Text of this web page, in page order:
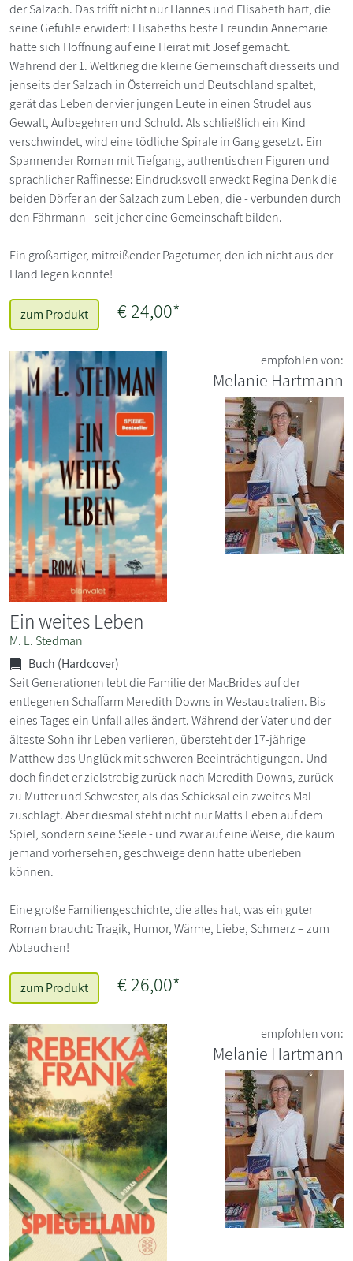
der Salzach. Das trifft nicht nur Hannes und Elisabeth hart, die
seine Gefühle erwidert: Elisabeths beste Freundin Annemarie
hatte sich Hoffnung auf eine Heirat mit Josef gemacht.
Während der 1. Weltkrieg die kleine Gemeinschaft diesseits und
jenseits der Salzach in Österreich und Deutschland spaltet,
gerät das Leben der vier jungen Leute in einen Strudel aus
Gewalt, Aufbegehren und Schuld. Als schließlich ein Kind
verschwindet, wird eine tödliche Spirale in Gang gesetzt. Ein
Spannender Roman mit Tiefgang, authentischen Figuren und
sprachlicher Raffinesse: Eindrucksvoll erweckt Regina Denk die
beiden Dörfer an der Salzach zum Leben, die - verbunden durch
den Fährmann - seit jeher eine Gemeinschaft bilden.
Ein großartiger, mitreißender Pageturner, den ich nicht aus der
Hand legen konnte!
zum Produkt € 24,00*
empfohlen von:
Melanie Hartmann
Ein weites Leben
M. L. Stedman
Buch (Hardcover)
Seit Generationen lebt die Familie der MacBrides auf der
entlegenen Schaffarm Meredith Downs in Westaustralien. Bis
eines Tages ein Unfall alles ändert. Während der Vater und der
älteste Sohn ihr Leben verlieren, übersteht der 17-jährige
Matthew das Unglück mit schweren Beeinträchtigungen. Und
doch findet er zielstrebig zurück nach Meredith Downs, zurück
zu Mutter und Schwester, als das Schicksal ein zweites Mal
zuschlägt. Aber diesmal steht nicht nur Matts Leben auf dem
Spiel, sondern seine Seele - und zwar auf eine Weise, die kaum
jemand vorhersehen, geschweige denn hätte überleben
können.
Eine große Familiengeschichte, die alles hat, was ein guter
Roman braucht: Tragik, Humor, Wärme, Liebe, Schmerz – zum
Abtauchen!
zum Produkt € 26,00*
empfohlen von:
Melanie Hartmann